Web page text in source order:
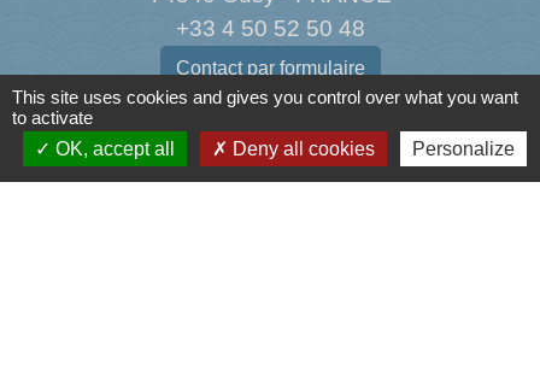
+33 4 50 52 50 48
Contact par formulaire
This site uses cookies and gives you control over what you want
to activate
OK, accept all
Deny all cookies Personalize